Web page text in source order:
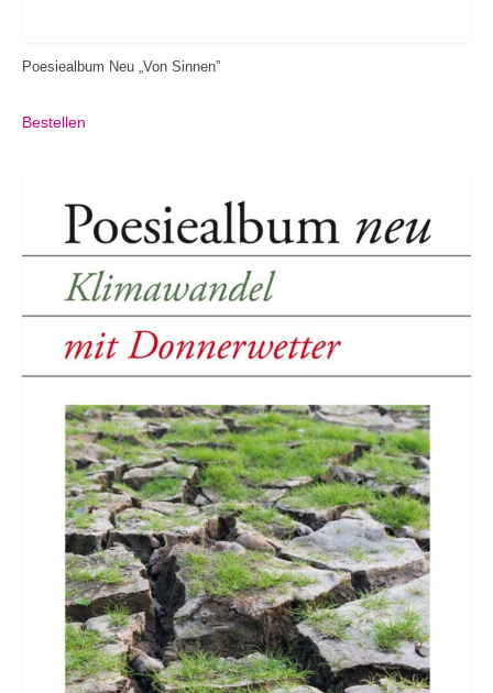
Poesiealbum Neu „Von Sinnen”
Bestellen